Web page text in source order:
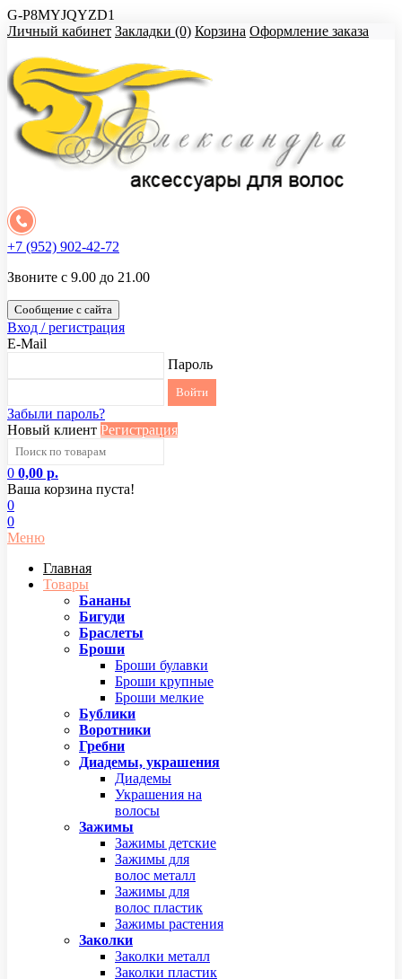
G-P8MYJQYZD1
Личный кабинет Закладки (0) Корзина Оформление заказа
+7 (952) 902-42-72
Звоните с 9.00 до 21.00
Сообщение с сайта
Вход / регистрация
E-Mail
Пароль
Забыли пароль?
Новый клиент Регистрация
0 0,00 р.
Ваша корзина пуста!
0
0
Меню
Главная
Товары
Бананы
Бигуди
Браслеты
Броши
Броши булавки
Броши крупные
Броши мелкие
Бублики
Воротники
Гребни
Диадемы, украшения
Диадемы
Украшения на
волосы
Зажимы
Зажимы детские
Зажимы для
волос металл
Зажимы для
волос пластик
Зажимы растения
Заколки
Заколки металл
Заколки пластик